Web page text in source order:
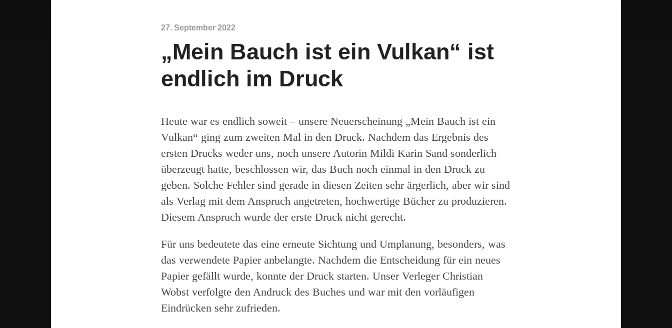
27. September 2022
„Mein Bauch ist ein Vulkan“ ist
endlich im Druck
Heute war es endlich soweit – unsere Neuerscheinung „Mein Bauch ist ein
Vulkan“ ging zum zweiten Mal in den Druck. Nachdem das Ergebnis des
ersten Drucks weder uns, noch unsere Autorin Mildi Karin Sand sonderlich
überzeugt hatte, beschlossen wir, das Buch noch einmal in den Druck zu
geben. Solche Fehler sind gerade in diesen Zeiten sehr ärgerlich, aber wir sind
als Verlag mit dem Anspruch angetreten, hochwertige Bücher zu produzieren.
Diesem Anspruch wurde der erste Druck nicht gerecht.
Für uns bedeutete das eine erneute Sichtung und Umplanung, besonders, was
das verwendete Papier anbelangte. Nachdem die Entscheidung für ein neues
Papier gefällt wurde, konnte der Druck starten. Unser Verleger Christian
Wobst verfolgte den Andruck des Buches und war mit den vorläufigen
Eindrücken sehr zufrieden.